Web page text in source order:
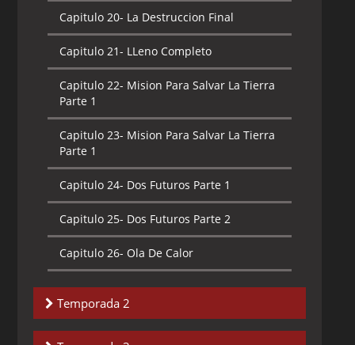
Capitulo 20- La Destruccion Final
Capitulo 21- LLeno Completo
Capitulo 22- Mision Para Salvar La Tierra
Parte 1
Capitulo 23- Mision Para Salvar La Tierra
Parte 1
Capitulo 24- Dos Futuros Parte 1
Capitulo 25- Dos Futuros Parte 2
Capitulo 26- Ola De Calor
Temporada 2
Capitulo 1-